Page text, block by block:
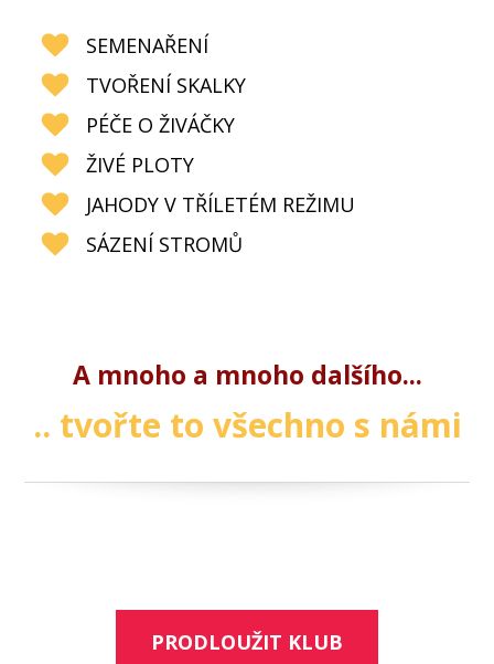
SEMENAŘENÍ
TVOŘENÍ SKALKY
PÉČE O ŽIVÁČKY
ŽIVÉ PLOTY
JAHODY V TŘÍLETÉM REŽIMU
SÁZENÍ STROMŮ
A mnoho a mnoho dalšího...
.. tvořte to všechno s námi
PRODLOUŽIT KLUB